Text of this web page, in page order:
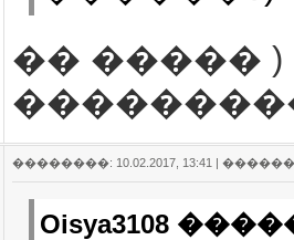
�� �����
��������: 10.02.2017, 13:41 |
Oisya3108